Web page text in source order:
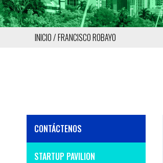
RUTA
INICIO FRANCISCO ROBAYO
SIDE
MENU
CONTÁCTENOS
STARTUP PAVILION